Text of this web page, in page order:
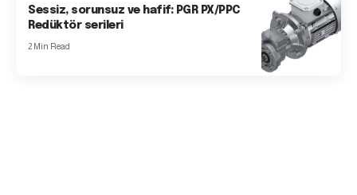
Sessiz, sorunsuz ve hafif: PGR PX/PPC
Redüktör serileri
2 Min Read